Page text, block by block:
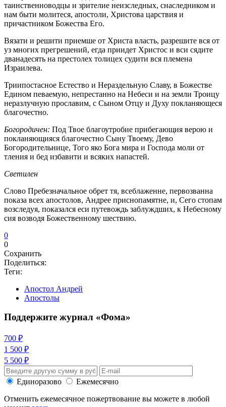
таинственноводцы и зрителие неизследных, снаследником и
нам быти молитеся, апостоли, Христова царствия и
причастником Божества Его.
Вязати и решити приемше от Христа власть, разрешите вся от
уз многих прегрешений, егда приидет Христос и вси сядите
дванадесять на престолех толицех судити вся племена
Израилева.
Триипостасное Естество и Нераздельную Славу, в Божестве
Едином певаемую, непрестанно на Небеси и на земли Троицу
неразлучную прославим, с Сыном Отцу и Духу покланяющеся
благочестно.
Богородичен: Под Твое благоутробие прибегающия верою и
покланяющияся благочестно Сыну Твоему, Дево
Богородительнице, Того яко Бога мира и Господа моли от
тления и бед избавити и всяких напастей.
Светилен
Слово Пребезначальное обрет тя, всеблаженне, первозванна
показа всех апостолов, Андрее приснопамятне, и, Сего стопам
возследуя, показался еси путевождь заблуждших, к Небесному
сия возводя Божественному шествию.
0
0
Сохранить
Поделиться:
Теги:
Апостол Андрей
Апостолы
Поддержите журнал «Фома»
700 ₽
1 500 ₽
5 500 ₽
Единоразово
Ежемесячно
Отменить ежемесячное пожертвование вы можете в любой